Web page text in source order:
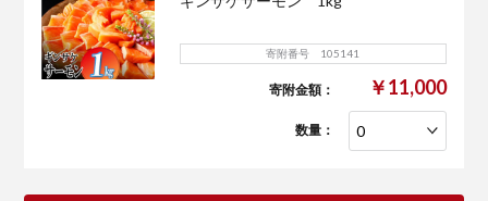
寄附番号 105141
寄附金額： ￥11,000
数量：